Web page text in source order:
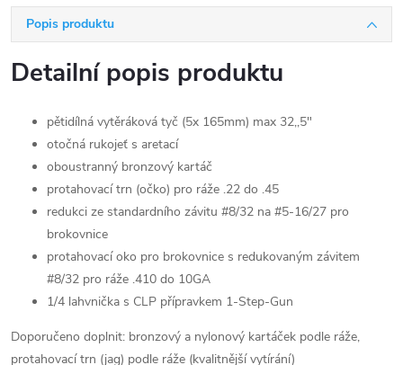
Popis produktu
Detailní popis produktu
pětidílná vytěráková tyč (5x 165mm) max 32,,5"
otočná rukojeť s aretací
oboustranný bronzový kartáč
protahovací trn (očko) pro ráže .22 do .45
redukci ze standardního závitu #8/32 na #5-16/27 pro
brokovnice
protahovací oko pro brokovnice s redukovaným závitem
#8/32 pro ráže .410 do 10GA
1/4 lahvnička s CLP přípravkem 1-Step-Gun
Doporučeno doplnit: bronzový a nylonový kartáček podle ráže,
protahovací trn (jag) podle ráže (kvalitnější vytírání)